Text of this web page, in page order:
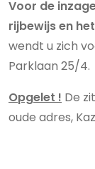
Voor de
rijbewijs en
wendt u zich
Parklaan 25/4.
Opgelet ! De
oude adres,